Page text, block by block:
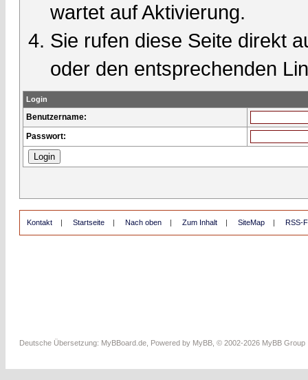
wartet auf Aktivierung.
Sie rufen diese Seite direkt
oder den entsprechenden
Login
Benutzername:
Passwort:
Kontakt | Startseite | Nach oben | Zum Inhalt | SiteMap | RSS-
Deutsche Übersetzung: MyBBoard.de , Powered by MyBB , © 2002-2026 MyBB Group